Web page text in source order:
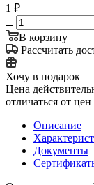
1 ₽
В корзину
Рассчитать
Хочу в подарок
Цена
отличаться от
Описание
Документы